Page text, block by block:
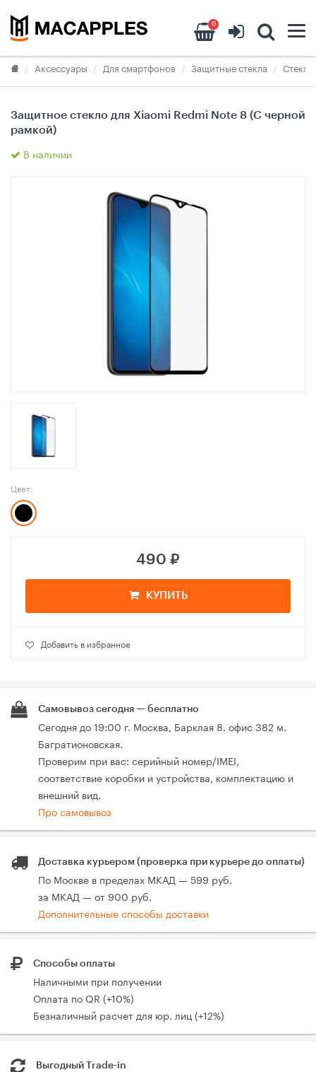
0
Аксессуары Для смартфонов Защитные стекла
Защитное стекло для Xiaomi Redmi Note 8 (С черной
рамкой)
В наличии
Цвет:
490 ₽
КУПИТЬ
Добавить в избранное
Самовывоз сегодня — бесплатно
Сегодня до 19:00 г. Москва, Барклая 8. офис 382 м.
Багратионовская.
Проверим при вас: серийный номер/IMEI,
соответствие коробки и устройства, комплектацию и
внешний вид.
Про самовывоз
Доставка курьером (проверка при курьере до оплаты)
По Москве в пределах МКАД — 599 руб.
за МКАД — от 900 руб.
Дополнительные способы доставки
Способы оплаты
Наличными при получении
Оплата по QR (+10%)
Безналичный расчет для юр. лиц (+12%)
Выгодный Trade-in